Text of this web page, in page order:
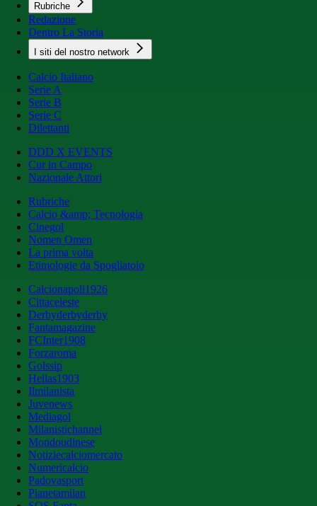
Rubriche
Redazione
Dentro La Storia
I siti del nostro network
Calcio Italiano
Serie A
Serie B
Serie C
Dilettanti
DDD X EVENTS
Cur in Campo
Nazionale Attori
Rubriche
Calcio &amp; Tecnologia
Cinegol
Nomen Omen
La prima volta
Etimologie da Spogliatoio
Calcionapoli1926
Cittaceleste
Derbyderbyderby
Fantamagazine
FCInter1908
Forzaroma
Golssip
Hellas1903
Ilmilanista
Juvenews
Mediagol
Milanistichannel
Mondoudinese
Notiziecalciomercato
Numericalcio
Padovasport
Pianetamilan